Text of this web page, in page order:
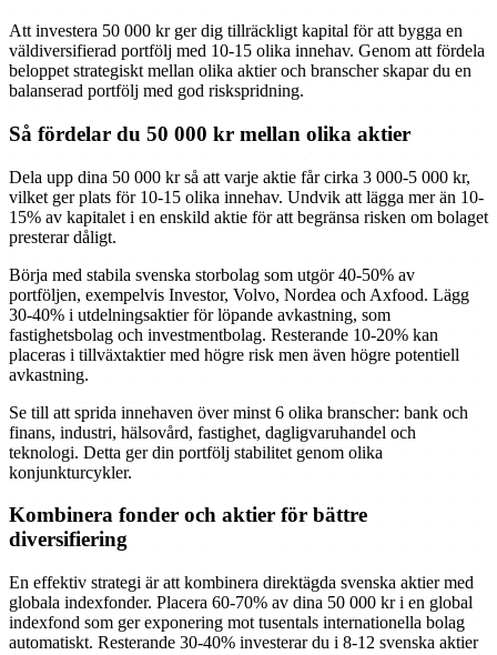
Att investera 50 000 kr ger dig tillräckligt kapital för att bygga en
väldiversifierad portfölj med 10-15 olika innehav. Genom att fördela
beloppet strategiskt mellan olika aktier och branscher skapar du en
balanserad portfölj med god riskspridning.
Så fördelar du 50 000 kr mellan olika aktier
Dela upp dina 50 000 kr så att varje aktie får cirka 3 000-5 000 kr,
vilket ger plats för 10-15 olika innehav. Undvik att lägga mer än 10-
15% av kapitalet i en enskild aktie för att begränsa risken om bolaget
presterar dåligt.
Börja med stabila svenska storbolag som utgör 40-50% av
portföljen, exempelvis Investor, Volvo, Nordea och Axfood. Lägg
30-40% i utdelningsaktier för löpande avkastning, som
fastighetsbolag och investmentbolag. Resterande 10-20% kan
placeras i tillväxtaktier med högre risk men även högre potentiell
avkastning.
Se till att sprida innehaven över minst 6 olika branscher: bank och
finans, industri, hälsovård, fastighet, dagligvaruhandel och
teknologi. Detta ger din portfölj stabilitet genom olika
konjunkturcykler.
Kombinera fonder och aktier för bättre
diversifiering
En effektiv strategi är att kombinera direktägda svenska aktier med
globala indexfonder. Placera 60-70% av dina 50 000 kr i en global
indexfond som ger exponering mot tusentals internationella bolag
automatiskt. Resterande 30-40% investerar du i 8-12 svenska aktier